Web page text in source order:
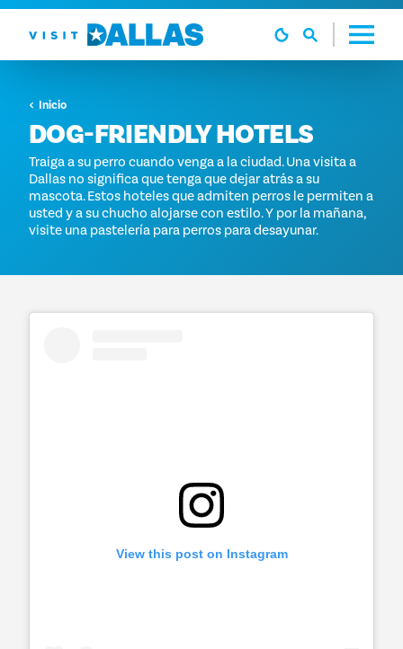
Ir al contenido
Inicio
DOG-FRIENDLY HOTELS
Traiga a su perro cuando venga a la ciudad. Una visita a
Dallas no significa que tenga que dejar atrás a su
mascota. Estos hoteles que admiten perros le permiten a
usted y a su chucho alojarse con estilo. Y por la mañana,
visite una pastelería para perros para desayunar.
View this post on Instagram